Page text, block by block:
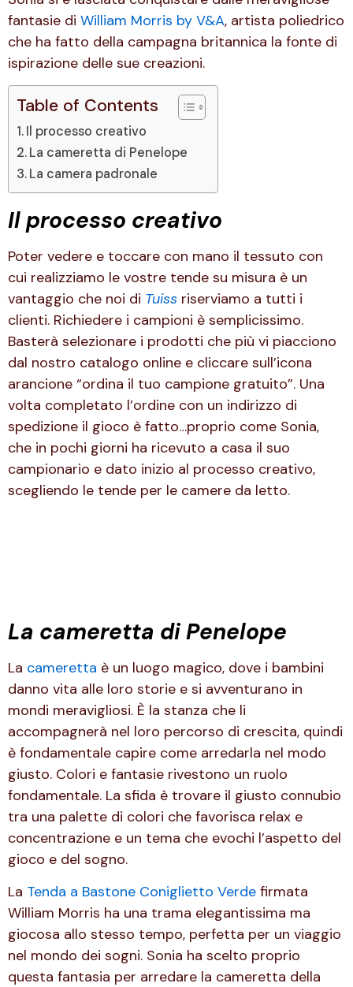
fantasie di William Morris by V&A, artista poliedrico
che ha fatto della campagna britannica la fonte di
ispirazione delle sue creazioni.
Table of Contents
Il processo creativo
La cameretta di Penelope
La camera padronale
Il processo creativo
Poter vedere e toccare con mano il tessuto con
cui realizziamo le vostre tende su misura è un
vantaggio che noi di Tuiss riserviamo a tutti i
clienti. Richiedere i campioni è semplicissimo.
Basterà selezionare i prodotti che più vi piacciono
dal nostro catalogo online e cliccare sull’icona
arancione “ordina il tuo campione gratuito”. Una
volta completato l’ordine con un indirizzo di
spedizione il gioco è fatto…proprio come Sonia,
che in pochi giorni ha ricevuto a casa il suo
campionario e dato inizio al processo creativo,
scegliendo le tende per le camere da letto.
La cameretta di Penelope
La cameretta è un luogo magico, dove i bambini
danno vita alle loro storie e si avventurano in
mondi meravigliosi. È la stanza che li
accompagnerà nel loro percorso di crescita, quindi
è fondamentale capire come arredarla nel modo
giusto. Colori e fantasie rivestono un ruolo
fondamentale. La sfida è trovare il giusto connubio
tra una palette di colori che favorisca relax e
concentrazione e un tema che evochi l’aspetto del
gioco e del sogno.
La Tenda a Bastone Coniglietto Verde firmata
William Morris ha una trama elegantissima ma
giocosa allo stesso tempo, perfetta per un viaggio
nel mondo dei sogni. Sonia ha scelto proprio
questa fantasia per arredare la cameretta della